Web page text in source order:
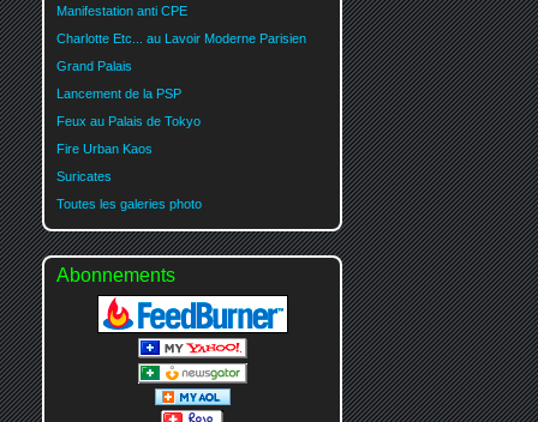
Manifestation anti CPE
Charlotte Etc... au Lavoir Moderne Parisien
Grand Palais
Lancement de la PSP
Feux au Palais de Tokyo
Fire Urban Kaos
Suricates
Toutes les galeries photo
Abonnements